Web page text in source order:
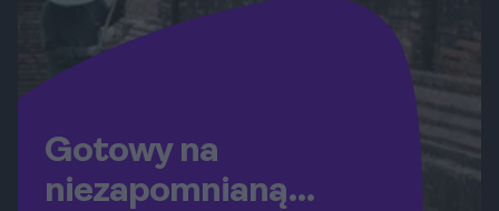
Gotowy na
niezapomnianą